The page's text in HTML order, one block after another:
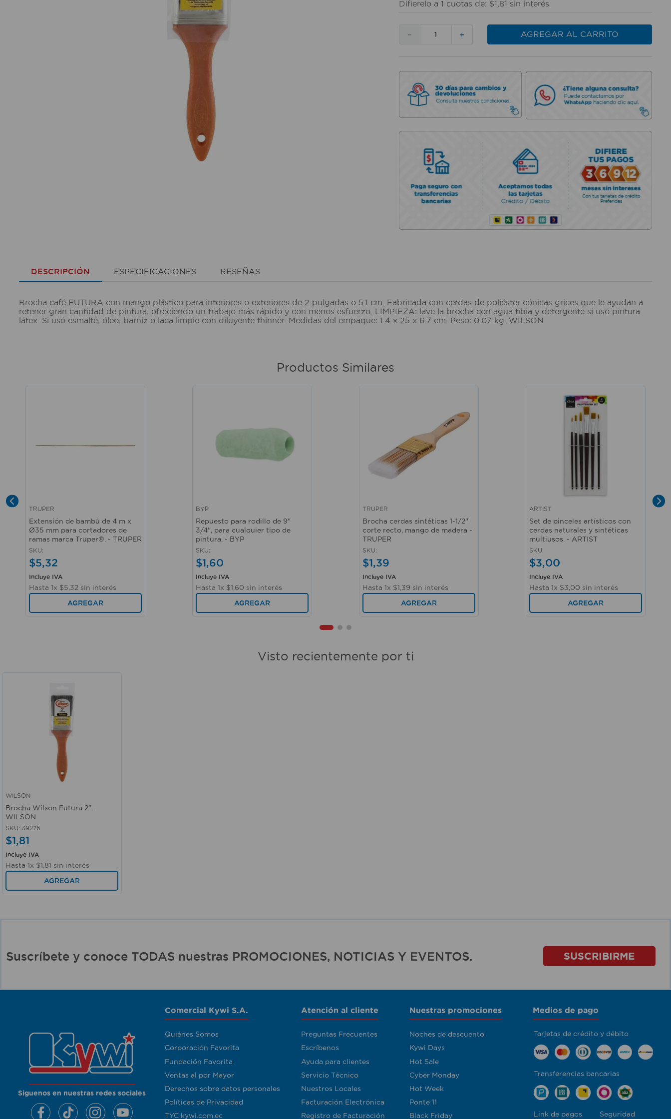
Difierelo a 1 cuotas de: $1,81 sin interés
＋
－ AGREGAR AL CARRITO
DESCRIPCIÓN ESPECIFICACIONES RESEÑAS
Brocha café FUTURA con mango plástico para interiores o exteriores de 2 pulgadas o 5.1 cm. Fabricada con cerdas de poliéster cónicas grices que le ayudan a
retener gran cantidad de pintura, ofreciendo un trabajo más rápido y con menos esfuerzo. LIMPIEZA: lave la brocha con agua tibia y detergente si usó pintura
látex. Si usó esmalte, óleo, barniz o laca limpie con diluyente thinner. Medidas del empaque: 1.4 x 25 x 6.7 cm. Peso: 0.07 kg. WILSON
Productos Similares
TRUPER
Extensión de bambú de 4 m x
Ø35 mm para cortadores de
ramas marca Truper®. - TRUPER
SKU:
$5,32
Incluye IVA
Hasta 1x $5,32 sin interés
AGREGAR
BYP
Repuesto para rodillo de 9"
3/4", para cualquier tipo de
pintura. - BYP
SKU:
$1,60
Incluye IVA
Hasta 1x $1,60 sin interés
AGREGAR
TRUPER
Brocha cerdas sintéticas 1-1/2"
corte recto, mango de madera -
TRUPER
SKU:
$1,39
Incluye IVA
Hasta 1x $1,39 sin interés
AGREGAR
ARTIST
Set de pinceles artísticos con
cerdas naturales y sintéticas
multiusos. - ARTIST
SKU:
$3,00
Incluye IVA
Hasta 1x $3,00 sin interés
AGREGAR
Visto recientemente por ti
WILSON
Brocha Wilson Futura 2" -
WILSON
SKU: 39276
$1,81
Incluye IVA
Hasta 1x $1,81 sin interés
AGREGAR
Suscríbete y conoce TODAS nuestras PROMOCIONES, NOTICIAS Y EVENTOS. SUSCRIBIRME
Siguenos en nuestras redes sociales
Comercial Kywi S.A.
Quiénes Somos
Corporación Favorita
Fundación Favorita
Ventas al por Mayor
Derechos sobre datos personales
Políticas de Privacidad
TYC kywi.com.ec
Atención al cliente
Preguntas Frecuentes
Escríbenos
Ayuda para clientes
Servicio Técnico
Nuestros Locales
Facturación Electrónica
Registro de Facturación
Nuestras promociones
Noches de descuento
Kywi Days
Hot Sale
Cyber Monday
Hot Week
Ponte 11
Black Friday
Medios de pago
Tarjetas de crédito y débito
Transferencias bancarias
Link de pagos Seguridad